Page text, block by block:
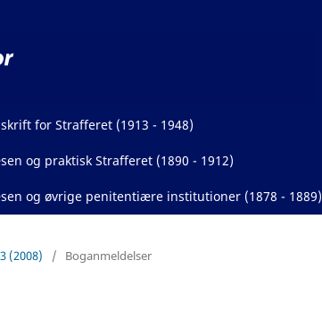
for Strafferet (1913 - 1948)
og praktisk Strafferet (1890 - 1912)
og øvrige penitentiære institutioner (1878 - 1889)
(2008) / Boganmeldelser